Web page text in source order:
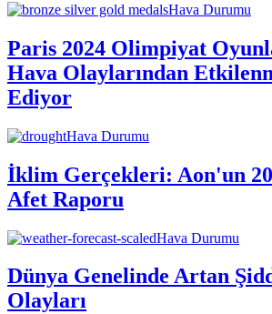
Hava Durumu
Paris 2024 Olimpiyat
Hava Olaylarından
Ediyor
Hava Durumu
İklim Gerçekleri: Aon'un
Afet Raporu
Hava Durumu
Dünya Genelinde Artan
Olayları